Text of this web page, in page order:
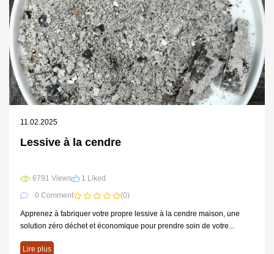
11.02.2025
Lessive à la cendre
6791 Views
1 Liked
0 Comment
(0)
Apprenez à fabriquer votre propre lessive à la cendre maison, une
solution zéro déchet et économique pour prendre soin de votre...
Lire plus